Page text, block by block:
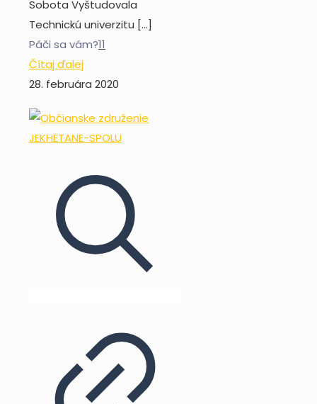
Sobota Vyštudovala
Technickú univerzitu […]
Páči sa vám?11
Čítaj ďalej
28. februára 2020